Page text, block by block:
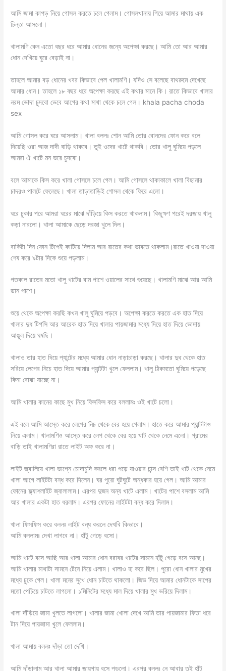
আমি জামা কাপড় নিয়ে গোসল করতে চলে গেলাম। গোসলখানায় গিয়ে আমার মাথায় এক
চিন্তা আসলো।
খালামণি কেন এতো বছর ধরে আমার ধোনের জন্যে অপেক্ষা করছে। আমি তো আর আমার
ধোন দেখিয়ে ঘুরে বেড়াই না।
তাহলে আমার বড় ধোনের খবর কিভাবে পেল খালামণি। যদিও সে বলেছে বাথরুমে দেখেছে
আমার ধোন। তাহলে ১৮ বছর ধরে অপেক্ষা করছে এই কথার মানে কি। রাতে কিভাবে খালার
নরম ভোদা চুদবো ভেবে আগের কথা মাথা থেকে চলে গেল। khala pacha choda
sex
আমি গোসল করে ঘরে আসলাম। খালা বললঃ শোন আমি তোর বোনদের ফোন করে বলে
দিয়েছি ওরা আজ দাদী বাড়ি থাকবে। তুই ওদের খাটে থাকবি। তোর খালু ঘুমিয়ে পড়লে
আমরা ঐ খাটে মন ভরে চুদবো।
বলে আমাকে কিস করে খালা গোসলে চলে গেল। আমি গোসলে থাকাকালে খালা বিছানার
চাদরও পালটে ফেলেছে। খালা তাড়াতাড়িই গোসল থেকে ফিরে এলো।
ঘরে ঢুকার পরে আমরা ঘরের মাঝে দাঁড়িয়ে কিস করতে থাকলাম। কিছুক্ষণ পরেই দরজায় খালু
কড়া নারলো। খালা আমাকে ছেড়ে দরজা খুলে দিল।
বাকিটা দিন ফোন টিপেই কাটিয়ে দিলাম আর রাতের কথা ভাবতে থাকলাম।রাতে খাওয়া দাওয়া
শেষ করে ৯টার দিকে শুয়ে পড়লাম।
গতকাল রাতের মতো খালু খাটের বাম পাশে ওয়ালের সাথে শুয়েছে। খালামণি মাঝে আর আমি
ডান পাশে।
শুয়ে থেকে অপেক্ষা করছি কখন খালু ঘুমিয়ে পড়বে। অপেক্ষা করতে করতে এক হাত দিয়ে
খালার দুধ টিপসি আর আরেক হাত দিয়ে খালার পায়জামার মধ্যে দিয়ে হাত দিয়ে ভোদায়
আঙুল দিয়ে ঘষছি।
খালাও তার হাত দিয়ে প্যান্টের মধ্যে আমার ধোন নাড়াচাড়া করছে। খালার দুধ থেকে হাত
সরিয়ে লেপের নিচে হাত দিয়ে আমার প্যান্টটা খুলে ফেললাম। খালু ঠিকমতো ঘুমিয়ে পড়েছে
কিনা বোঝা যাচ্ছে না।
আমি খালার কানের কাছে মুখ নিয়ে ফিসফিস করে বললামঃ ওই খাটে চলো।
এই বলে আমি আস্তে করে লেপের নিচ থেকে বের হয়ে গেলাম। হাতে করে আমার প্যান্টটাও
নিয়ে এলাম। খালামণিও আস্তে করে লেপ থেকে বের হয়ে খাট থেকে নেমে এলো। গ্রামের
বাড়ি তাই খালামণিরা রাতে লাইট অফ করে না।
লাইট জ্বালিয়ে খালা ভাগ্নে চোদাচুদি করলে ধরা পড়ে যাওয়ার চান্স বেশি তাই খাট থেকে নেমে
খালা আগে লাইটটা বন্ধ করে দিলেন। ঘর পুরো ঘুটঘুটে অন্ধকার হয়ে গেল। আমি আমার
ফোনের ফ্ল্যাশলাইট জ্বালালাম। এরপর দুজন অন্য খাটে এলাম। খাটের পাশে বসলাম আমি
আর খালার একটা হাত ধরলাম। এরপর ফোনের লাইটটা বন্ধ করে দিলাম।
খালা ফিসফিস করে বললঃ লাইট বন্ধ করলে দেখবি কিভাবে।
আমি বললামঃ দেখা লাগবে না। হাঁটু গেড়ে বসো।
আমি খাটে বসে আছি আর খালা আমার ধোন বরাবর খাটের সামনে হাঁটু গেড়ে বসে আছে।
আমি খালার মাথাটা সামনে টেনে নিয়ে এলাম। খালাও হা করে ছিল। পুরো ধোন খালার মুখের
মধ্যে ঢুকে গেল। খালা মনের সুখে ধোন চাটতে থাকলো। জিভ দিয়ে আমার ধোনটাকে সাপের
মতো পেচিয়ে চাটতে লাগলো। ১মিনিটের মধ্যে মাল দিয়ে খালার মুখ ভরিয়ে দিলাম।
খালা দাঁড়িয়ে জামা খুলতে লাগলো। খালার জামা খোলা দেখে আমি তার পায়জামার ফিতা ধরে
টান দিয়ে পায়জামা খুলে ফেললাম।
খালা আমায় বললঃ দাঁড়া তো দেখি।
আমি দাঁড়ালাম আর খালা আমার জায়গায় বসে পড়লো। এরপর বললঃ নে আবার তুই হাঁটু